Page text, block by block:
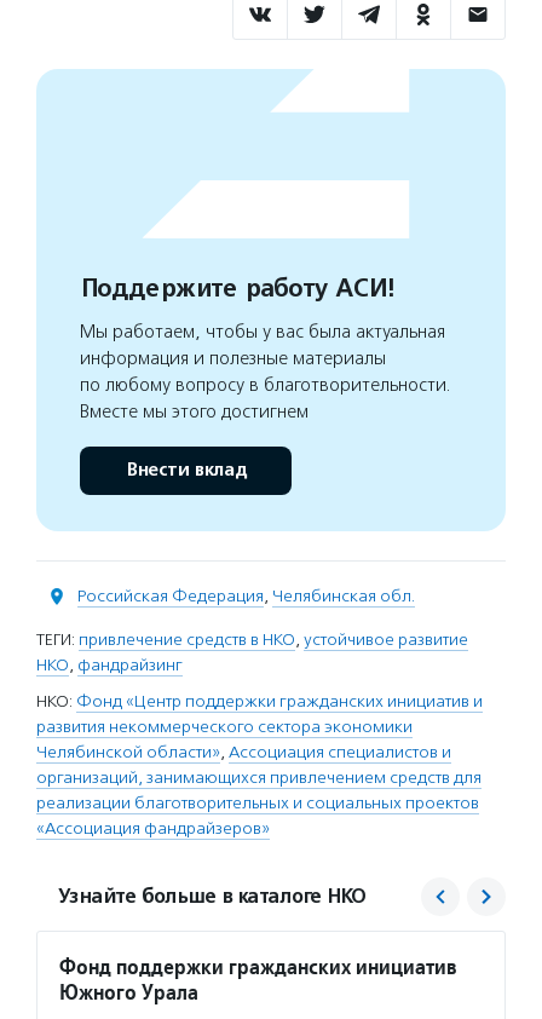
Поддержите работу АСИ!
Мы работаем, чтобы у вас была актуальная
информация и полезные материалы
по любому вопросу в благотворительности.
Вместе мы этого достигнем
Внести вклад
Российская Федерация, Челябинская обл.
ТЕГИ: привлечение средств в НКО, устойчивое развитие
НКО, фандрайзинг
НКО: Фонд «Центр поддержки гражданских инициатив и
развития некоммерческого сектора экономики
Челябинской области», Ассоциация специалистов и
организаций, занимающихся привлечением средств для
реализации благотворительных и социальных проектов
«Ассоциация фандрайзеров»
Узнайте больше в каталоге НКО
Фонд поддержки гражданских инициатив
Южного Урала